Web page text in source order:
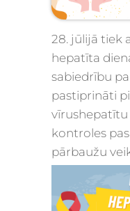
28. jūlijā tiek
hepatīta
sabiedrību
pastiprināti
vīrushepatītu
kontroles
pārbaužu